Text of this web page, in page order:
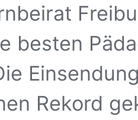
besten
Rekord